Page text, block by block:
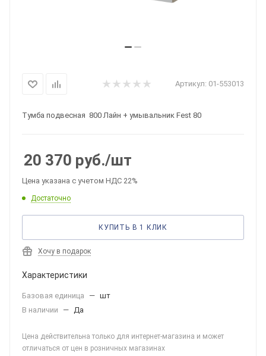
Артикул: 01-553013
Тумба подвесная 800 Лайн + умывальник Fest 80
20 370 руб./шт
Цена указана с учетом НДС 22%
Достаточно
КУПИТЬ В 1 КЛИК
Хочу в подарок
Характеристики
Базовая единица — шт
В наличии
— Да
Цена действительна только для интернет-магазина и может
отличаться от цен в розничных магазинах